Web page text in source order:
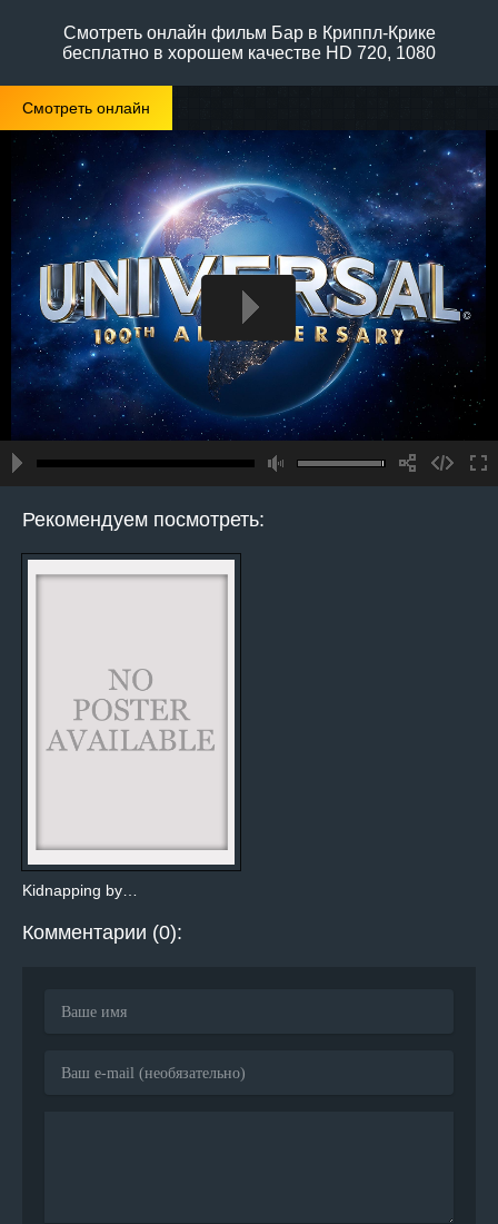
Смотреть онлайн фильм Бар в Криппл-Крике
бесплатно в хорошем качестве HD 720, 1080
Смотреть онлайн
Рекомендуем посмотреть:
Kidnapping by…
Комментарии (0):